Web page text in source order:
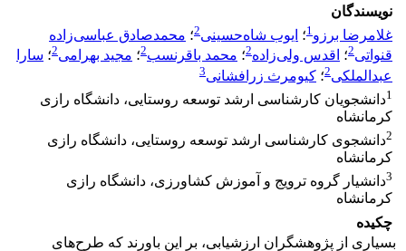
نویسندگان
غلامرضا برزو1؛ ایوب شاه‌حسینی2؛ محمدصادق عباسی‌زاده
قنواتی2؛ اقدس ولی‌زاده2؛ محمد باقرنسب2؛ مجید بهرامی2؛ سارا
عبدالملکی2؛ کیومرث زرافشانی3
1دانشجویان کارشناسی ارشد توسعه روستایی، دانشگاه رازی
کرمانشاه
2دانشجوی کارشناسی ارشد توسعه روستایی، دانشگاه رازی
کرمانشاه
3دانشیار گروه ترویج و آموزش کشاورزی، دانشگاه رازی
کرمانشاه
چکیده
بسیاری از پژوهشگران ارزشیابی، بر این باورند که طرح‌های